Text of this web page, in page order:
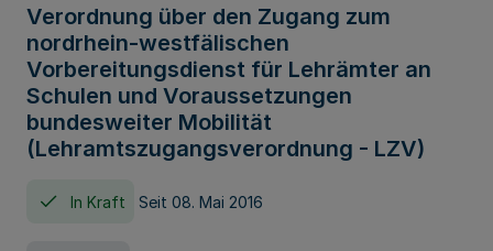
Verordnung über den Zugang zum
nordrhein-westfälischen
Vorbereitungsdienst für Lehrämter an
Schulen und Voraussetzungen
bundesweiter Mobilität
(Lehramtszugangsverordnung - LZV)
In Kraft Seit 08. Mai 2016